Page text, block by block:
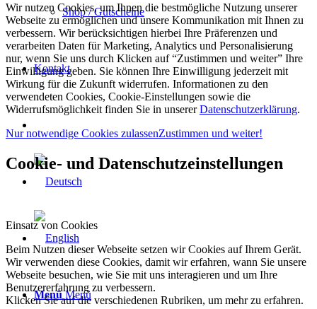
Shop / Gutscheine
Kontakt
Menü Menü
Wir nutzen Cookies, um Ihnen die bestmögliche Nutzung unserer
Webseite zu ermöglichen und unsere Kommunikation mit Ihnen zu
verbessern. Wir berücksichtigen hierbei Ihre Präferenzen und
verarbeiten Daten für Marketing, Analytics und Personalisierung
nur, wenn Sie uns durch Klicken auf “Zustimmen und weiter” Ihre
Einwilligung geben. Sie können Ihre Einwilligung jederzeit mit
Wirkung für die Zukunft widerrufen. Informationen zu den
verwendeten Cookies, Cookie-Einstellungen sowie die
Widerrufsmöglichkeit finden Sie in unsererDatenschutzerklärung.
Nur notwendige Cookies zulassenZustimmen und weiter!
Cookie- und Datenschutzeinstellungen
Einsatz von Cookies
Beim Nutzen dieser Webseite setzen wir Cookies auf Ihrem Gerät.
Wir verwenden diese Cookies, damit wir erfahren, wann Sie unsere
Webseite besuchen, wie Sie mit uns interagieren und um Ihre
Benutzererfahrung zu verbessern.
Klicken Sie auf die verschiedenen Rubriken, um mehr zu erfahren.